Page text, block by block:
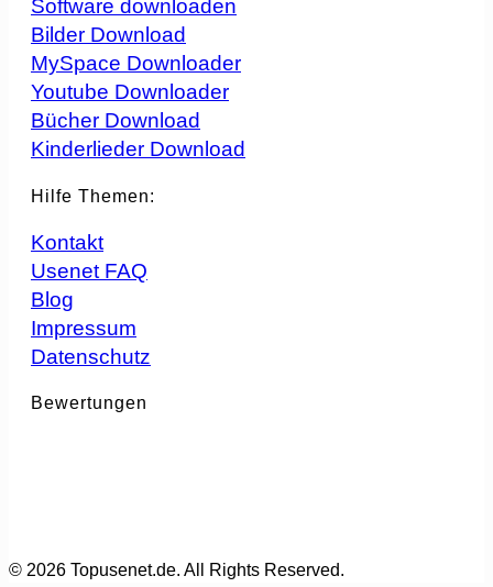
Software downloaden
Bilder Download
MySpace Downloader
Youtube Downloader
Bücher Download
Kinderlieder Download
Hilfe Themen:
Kontakt
Usenet FAQ
Blog
Impressum
Datenschutz
Bewertungen
© 2026 Topusenet.de. All Rights Reserved.